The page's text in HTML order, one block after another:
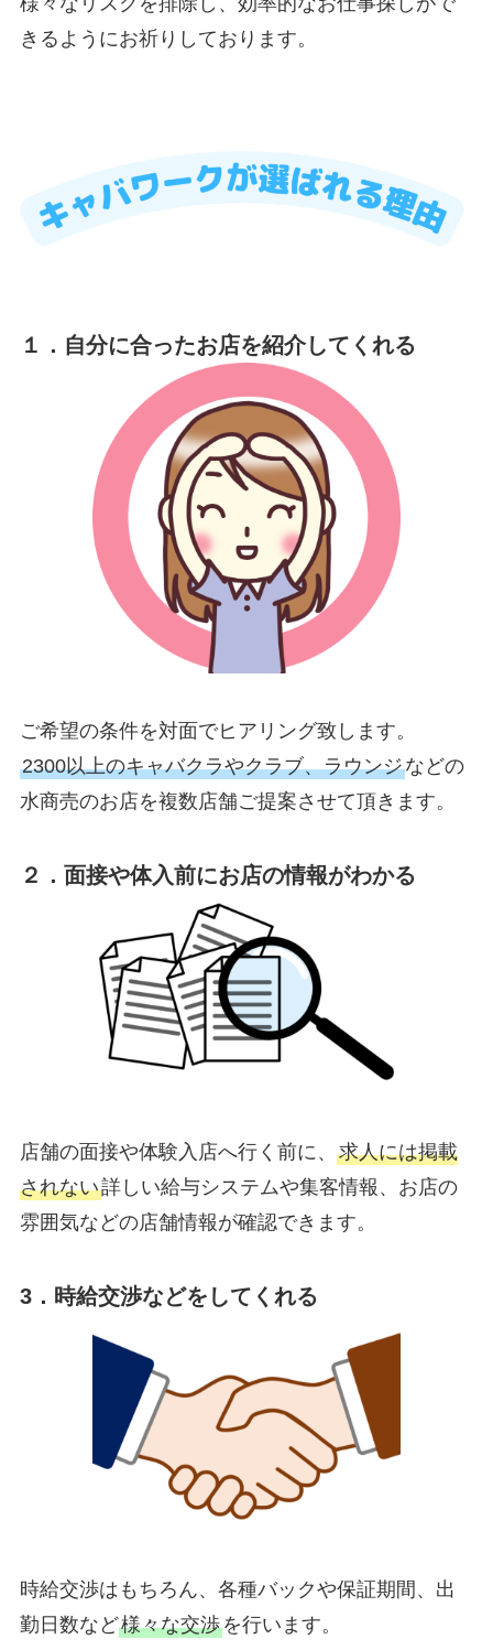
きるようにお祈りしております。
１．自分に合ったお店を紹介してくれる
ご希望の条件を対面でヒアリング致します。
2300以上のキャバクラやクラブ、ラウンジなどの
水商売のお店を複数店舗ご提案させて頂きます。
２．面接や体入前にお店の情報がわかる
店舗の面接や体験入店へ行く前に、 求人には掲載
されない詳しい給与システムや集客情報、お店の
雰囲気などの店舗情報が確認できます。
3．時給交渉などをしてくれる
時給交渉はもちろん、各種バックや保証期間、出
勤日数など様々な交渉を行います。